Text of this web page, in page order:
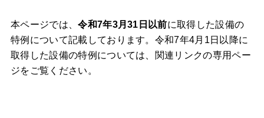
本ページでは、令和7年3月31日以前に取得した設備の
特例について記載しております。令和7年4月1日以降に
取得した設備の特例については、関連リンクの専用ペー
ジをご覧ください。